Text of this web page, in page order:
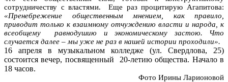
сотрудничеству с властями. Еще раз процитирую Агапитова:
«Пренебрежение общественным мнением, как правило,
приводит только к взаимному отчуждению власти и народа, к
всеобщему равнодушию и экономическому застою. Что
случается далее – мы уже не раз в нашей истории проходили».
16 апреля в музыкальном колледже (ул. Свердлова, 25)
состоится вечер, посвященный 20-летию общества. Начало в
18 часов.
Фото Ирины Ларионовой